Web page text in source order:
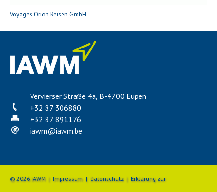
Voyages Orion Reisen GmbH
Vervierser Straße 4a, B-4700 Eupen
+32 87 306880
+32 87 891176
iawm@iawm.be
© 2026 IAWM | Impressum| Datenschutz| Erklärung zur